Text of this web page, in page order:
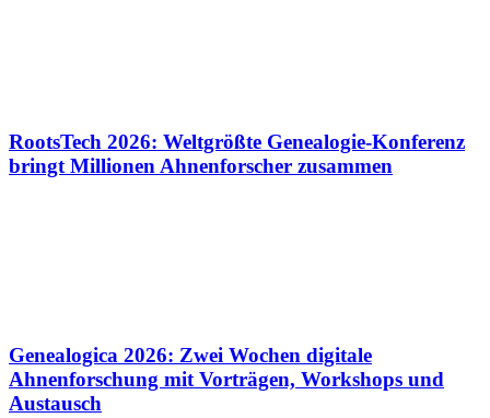
RootsTech 2026: Weltgrößte Genealogie-Konferenz
bringt Millionen Ahnenforscher zusammen
Genealogica 2026: Zwei Wochen digitale
Ahnenforschung mit Vorträgen, Workshops und
Austausch